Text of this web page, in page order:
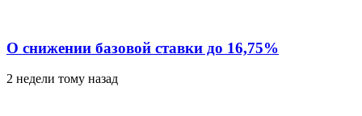
О снижении базовой ставки до 16,75%
2 недели тому назад